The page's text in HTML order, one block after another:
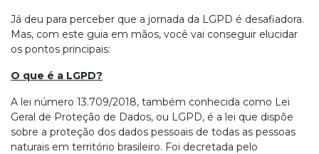
Já deu para perceber que a jornada da LGPD é desafiadora.
Mas, com este guia em mãos, você vai conseguir elucidar
os pontos principais:
O que é a LGPD?
A lei número 13.709/2018, também conhecida como Lei
Geral de Proteção de Dados, ou LGPD, é a lei que dispõe
sobre a proteção dos dados pessoais de todas as pessoas
naturais em território brasileiro. Foi decretada pelo